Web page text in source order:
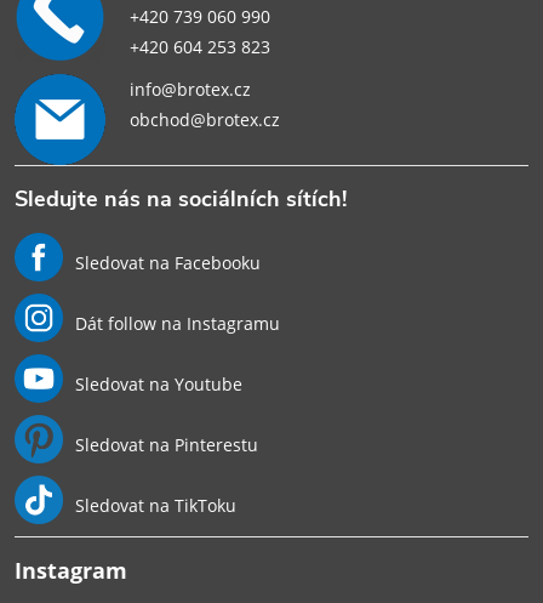
+420 739 060 990
+420 604 253 823
info@brotex.cz
obchod@brotex.cz
Sledujte nás na sociálních sítích!
Sledovat na Facebooku
Dát follow na Instagramu
Sledovat na Youtube
Sledovat na Pinterestu
Sledovat na TikToku
Instagram